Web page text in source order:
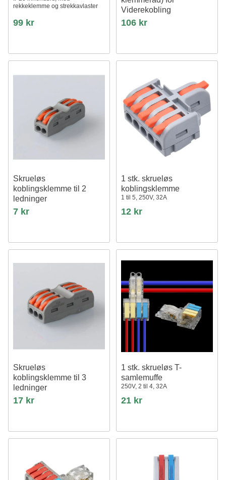
rekkeklemme og strekkavlaster
99 kr
Viderekobling
106 kr
Skrueløs
koblingsklemme til 2
ledninger
7 kr
1 stk. skrueløs
koblingsklemme
1 til 5, 250V, 32A
12 kr
Skrueløs
koblingsklemme til 3
ledninger
17 kr
1 stk. skrueløs T-
samlemuffe
250V, 2 til 4, 32A
21 kr